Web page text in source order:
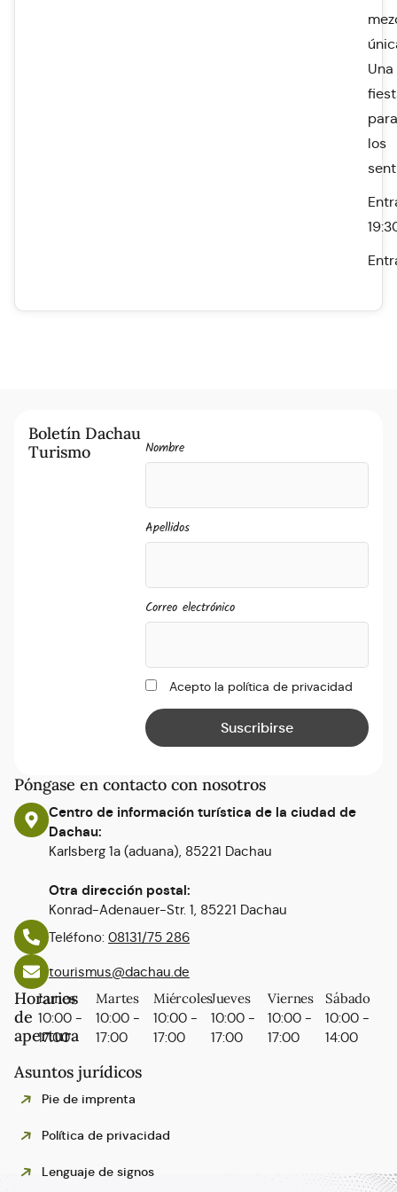
Una
para
los
Póngase en contacto con nosotros
Centro de información turística de la ciudad de
Dachau:
Karlsberg 1a (aduana), 85221 Dachau
Otra dirección postal:
Konrad-Adenauer-Str. 1, 85221 Dachau
Teléfono: 08131/75 286
tourismus@dachau.de
Horarios
de
apertura
Lunes
10:00 -
17:00
Martes
10:00 -
17:00
Miércoles
10:00 -
17:00
Jueves
10:00 -
17:00
Viernes
10:00 -
17:00
Sábado
10:00 -
14:00
Asuntos jurídicos
Pie de imprenta
Política de privacidad
Lenguaje de signos
Boletín Dachau
Turismo
Nombre
Apellidos
Correo electrónico
Acepto la política de privacidad